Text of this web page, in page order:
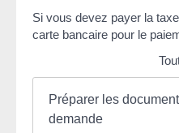
Si vous devez payer la
carte bancaire pour le
Préparer les
demande